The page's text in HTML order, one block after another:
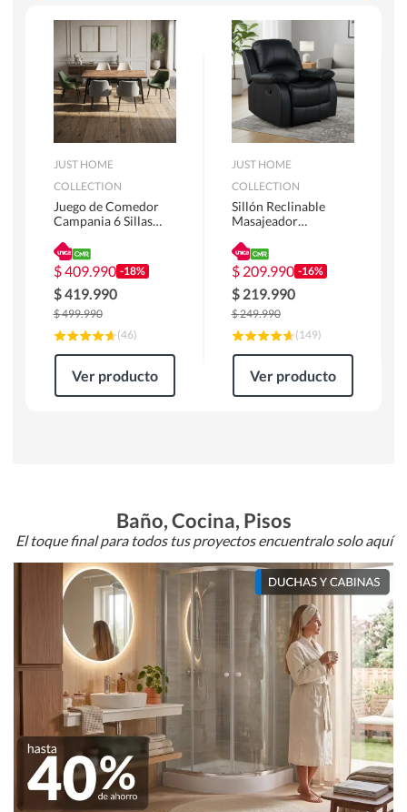
Escritorios y Sillas PC
Racks y Muebles TV
Alfombras
JUST HOME
COLLECTION
Juego de Comedor
Campania 6 Sillas
180 x 90 x 76 cm
Café
$409.990 -18%
$419.990
$499.990
(46)
Ver producto
JUST HOME
COLLECTION
Sillón Reclinable
Masajeador
Atlanta 91x101x94
cm Negro
$ 209.990 -16%
$ 219.990
$249.990
(149)
Ver producto
Baño, Cocina, Pisos
El toque final para todos tus proyectos encuentralo solo aquí